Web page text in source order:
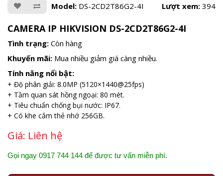
Model: DS-2CD2T86G2-4I Lượt xem: 394
CAMERA IP HIKVISION DS-2CD2T86G2-4I
Tình trạng: Còn hàng
Khuyến mãi: Mua nhiều giảm giá càng nhiều.
Tính năng nổi bật:
+ Độ phân giải: 8.0MP (5120×1440@25fps)
+ Tầm quan sát hồng ngoại: 80 mét.
+ Tiêu chuẩn chống bụi nước: IP67.
+ Có khe cắm thẻ nhớ 256GB.
Giá: Liên hệ
Gọi ngay 0917 744 144 để được tư vấn miễn phí.